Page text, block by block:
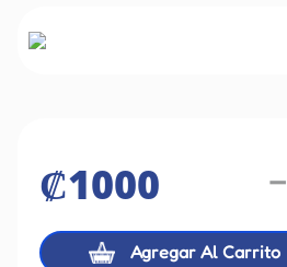
₡1000 －
Agregar Al Carrito